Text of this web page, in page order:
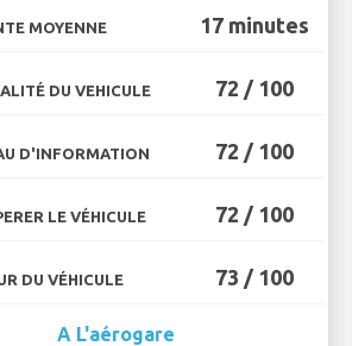
MOYENNE 17 minutes
DU VEHICULE 72 / 100
D'INFORMATION 72 / 100
LE VÉHICULE 72 / 100
DU VÉHICULE 73 / 100
A L'aérogare